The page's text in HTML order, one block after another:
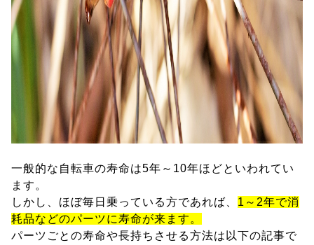
一般的な自転車の寿命は5年～10年ほどといわれてい
ます。
しかし、ほぼ毎日乗っている方であれば、 1～2年で消
耗品などのパーツに寿命が来ます。
パーツごとの寿命や長持ちさせる方法は以下の記事で